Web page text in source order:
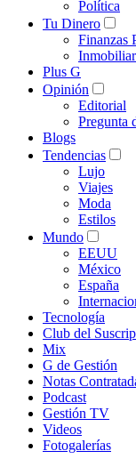
Política
Tu Dinero
Finanzas
Plus G
Opinión
Editorial
Pregunta
Blogs
Tendencias
Lujo
Viajes
Moda
Estilos
Mundo
EEUU
México
España
Tecnología
Club del
Mix
G de Gestión
Notas
Podcast
Gestión TV
Videos
Fotogalerías